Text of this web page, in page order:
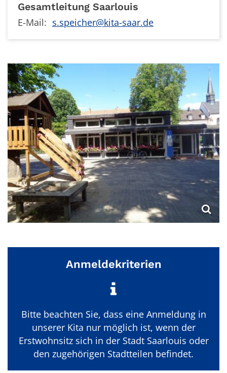
Gesamtleitung Saarlouis
E-Mail: s.speicher@kita-saar.de
Anmeldekriterien
Bitte beachten Sie, dass eine Anmeldung in
unserer Kita nur möglich ist, wenn der
Erstwohnsitz sich in der Stadt Saarlouis oder
den zugehörigen Stadtteilen befindet.